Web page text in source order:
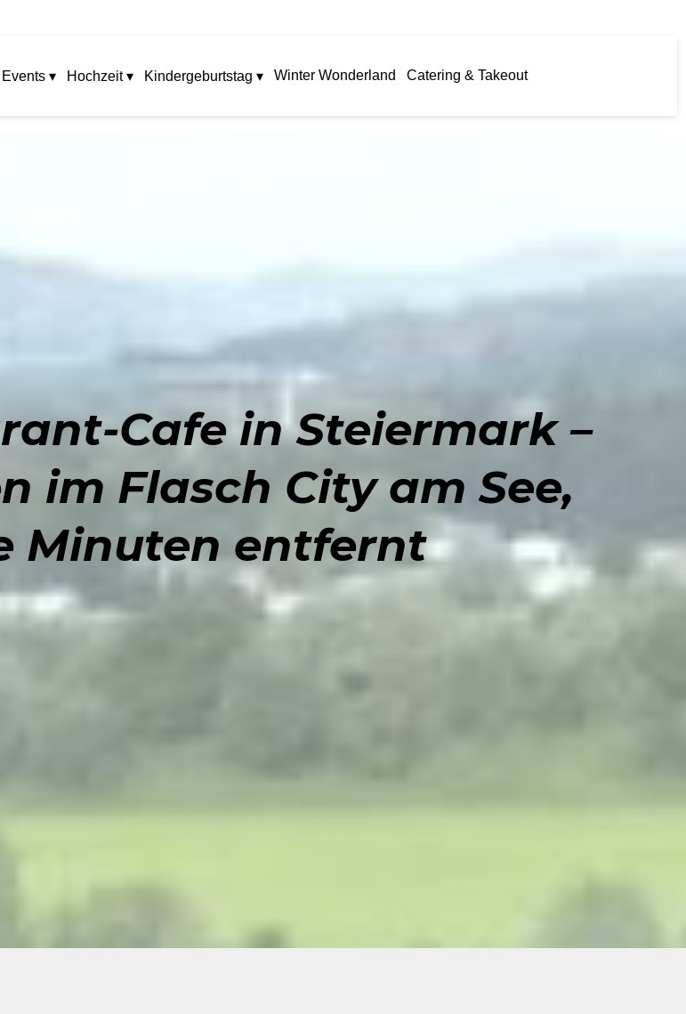
Events ▾ Hochzeit ▾ Kindergeburtstag ▾ Winter Wonderland Catering & Takeout
Cafe in Steiermark –
im Flasch City am See,
Minuten entfernt